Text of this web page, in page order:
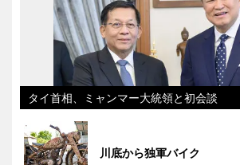
タイ首相、ミャンマー大統領と初会談
川底から独軍バイク